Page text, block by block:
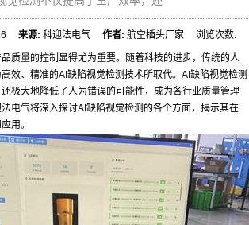
16来源: 科迎法电气作者: 航空插头厂家 浏览次数:
质量的控制显得尤为重要。随着科技的进步，传统的人
效、精准的AI缺陷视觉检测技术所取代。AI缺陷视觉检测
极大地降低了人为错误的可能性，成为各行业质量管理
电气将深入探讨AI缺陷视觉检测的各个方面，揭示其在
用。